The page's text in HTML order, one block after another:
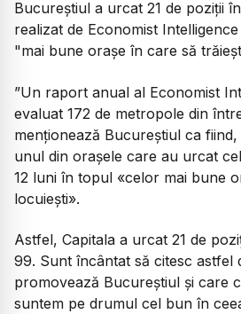
Bucureștiul a urcat 21 de poziții
realizat de Economist
"mai bune oraşe în care să
”Un raport anual al Economist
evaluat 172 de metropole din
menţionează Bucureştiul ca
unul din oraşele care au urcat
12 luni în topul «celor mai bune
locuieşti».
Astfel, Capitala a urcat 21 de
99. Sunt încântat să citesc astfel
promovează Bucureştiul şi care
suntem pe drumul cel bun în